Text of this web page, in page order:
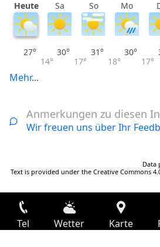
Heute Sa So Mo
27°
14°
30°
17°
31°
18°
30°
17°
Mehr...
Anmerkungen zu diesen
Wir freuen uns über Ihr
Data
Text is provided under the Creative Commons
Tel Wetter Karte